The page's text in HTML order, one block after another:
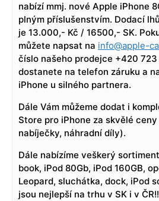
nabízí mmj. nové Apple iPhone
plným příslušenstvím. Dodací
je 13.000,- Kč / 16500,- SK.
můžete napsat na info@apple-
číslo našeho prodejce +420 723
dostanete na telefon záruku a
iPhone u silného partnera.
Dále Vám můžeme dodat i
Store pro iPhone za skvělé
nabíječky, náhradní díly).
Dále nabízíme veškerý
book, iPod 80Gb, iPod 160GB,
Leopard, sluchátka, dock, iPod
jsou nejlepší na trhu v SK i v